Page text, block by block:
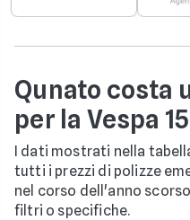
Qunato costa
per la Vespa
I dati mostrati nella
tutti i prezzi di polizze
nel corso dell'anno
filtri o specifiche.